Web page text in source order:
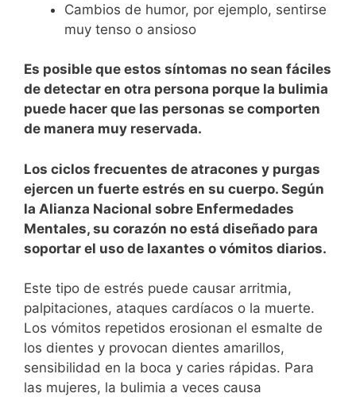
Cambios de humor, por ejemplo, sentirse
muy tenso o ansioso
Es posible que estos síntomas no sean fáciles
de detectar en otra persona porque la bulimia
puede hacer que las personas se comporten
de manera muy reservada.
Los ciclos frecuentes de atracones y purgas
ejercen un fuerte estrés en su cuerpo. Según
la Alianza Nacional sobre Enfermedades
Mentales, su corazón no está diseñado para
soportar el uso de laxantes o vómitos diarios.
Este tipo de estrés puede causar arritmia,
palpitaciones, ataques cardíacos o la muerte.
Los vómitos repetidos erosionan el esmalte de
los dientes y provocan dientes amarillos,
sensibilidad en la boca y caries rápidas. Para
las mujeres, la bulimia a veces causa